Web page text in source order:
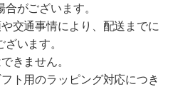
がございます。
交通事情により、配送までに
います。
きません。
ト用のラッピング対応につき